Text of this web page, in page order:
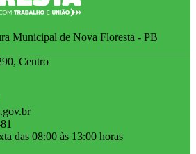
Municipal de Nova Floresta - PB
Centro
das 08:00 às 13:00 horas